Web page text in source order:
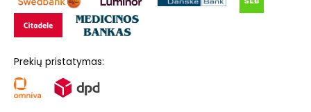
Prekių pristatymas: